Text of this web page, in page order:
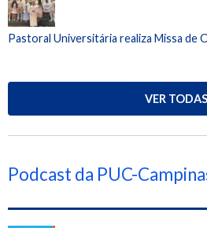
Pastoral Universitária realiza Missa de
VER TODAS
Podcast da PUC-